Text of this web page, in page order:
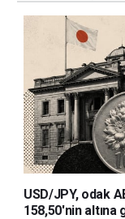
USD/JPY, odak
158,50'nin altına